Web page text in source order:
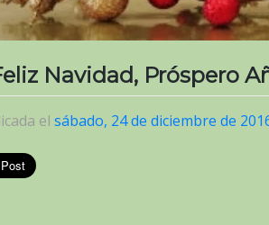
Navidad, Próspero
el sábado, 24 de diciembre de